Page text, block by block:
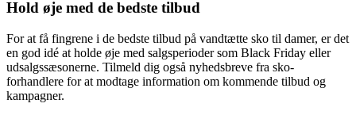
Hold øje med de bedste tilbud
For at få fingrene i de bedste tilbud på vandtætte sko til damer, er det
en god idé at holde øje med salgsperioder som Black Friday eller
udsalgssæsonerne. Tilmeld dig også nyhedsbreve fra sko-
forhandlere for at modtage information om kommende tilbud og
kampagner.